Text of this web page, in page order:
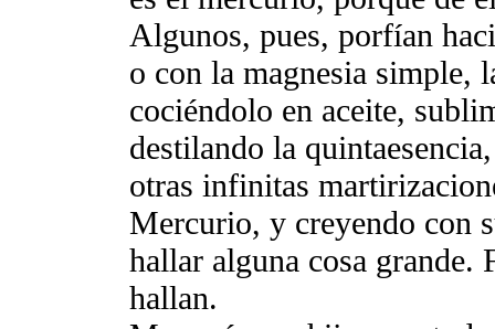
Algunos, pues, porfían
o con la magnesia simple,
cociéndolo en aceite,
destilando la
otras infinitas
Mercurio, y creyendo con
hallar alguna cosa
hallan.